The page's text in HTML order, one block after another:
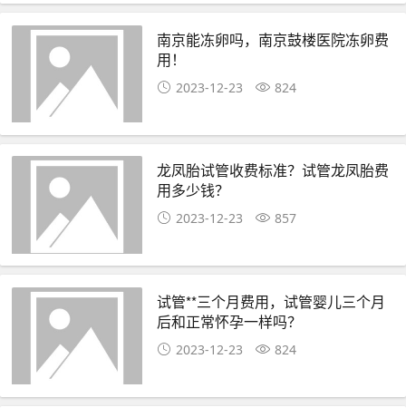
南京能冻卵吗，南京鼓楼医院冻卵费
用！
2023-12-23 824
龙凤胎试管收费标准？试管龙凤胎费
用多少钱？
2023-12-23 857
试管**三个月费用，试管婴儿三个月
后和正常怀孕一样吗？
2023-12-23 824